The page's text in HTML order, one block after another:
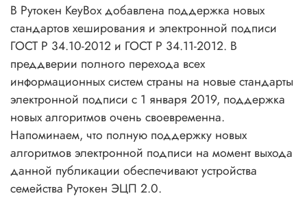
В Рутокен KeyBox добавлена поддержка новых
стандартов хеширования и электронной подписи
ГОСТ Р 34.10-2012 и ГОСТ Р 34.11-2012. В
преддверии полного перехода всех
информационных систем страны на новые стандарты
электронной подписи с 1 января 2019, поддержка
новых алгоритмов очень своевременна.
Напоминаем, что полную поддержку новых
алгоритмов электронной подписи на момент выхода
данной публикации обеспечивают устройства
семейства Рутокен ЭЦП 2.0.